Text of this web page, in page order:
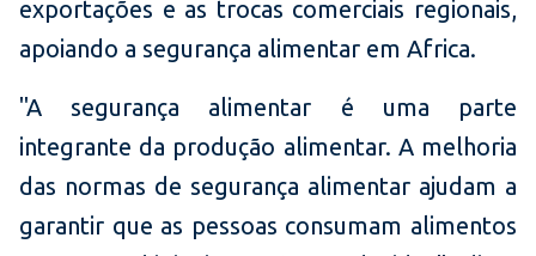
exportações e as trocas comerciais regionais,
apoiando a segurança alimentar em Africa.
"A segurança alimentar é uma parte
integrante da produção alimentar. A melhoria
das normas de segurança alimentar ajudam a
garantir que as pessoas consumam alimentos